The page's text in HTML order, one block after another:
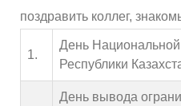
поздравить коллег,
1.
День Национальной
Республики
День вывода